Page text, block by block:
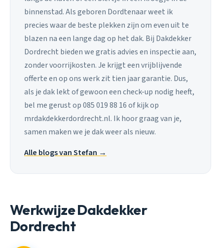
binnenstad. Als geboren Dordtenaar weet ik
precies waar de beste plekken zijn om even uit te
blazen na een lange dag op het dak. Bij Dakdekker
Dordrecht bieden we gratis advies en inspectie aan,
zonder voorrijkosten. Je krijgt een vrijblijvende
offerte en op ons werk zit tien jaar garantie. Dus,
als je dak lekt of gewoon een check-up nodig heeft,
bel me gerust op 085 019 88 16 of kijk op
mrdakdekkerdordrecht.nl. Ik hoor graag van je,
samen maken we je dak weer als nieuw.
Alle blogs van Stefan →
Werkwijze Dakdekker
Dordrecht